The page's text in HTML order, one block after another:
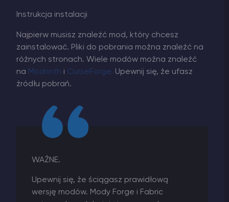
Instrukcja instalacji
Najpierw musisz znaleźć mod, który chcesz
zainstalować. Pliki do pobrania można znaleźć na
różnych stronach. Wiele modów można znaleźć
na Modrinth i CurseForge. Upewnij się, że ufasz
źródłu pobrań.
WAŻNE.
Upewnij się, że ściągasz prawidłową
wersję modów. Mody Forge i Fabric